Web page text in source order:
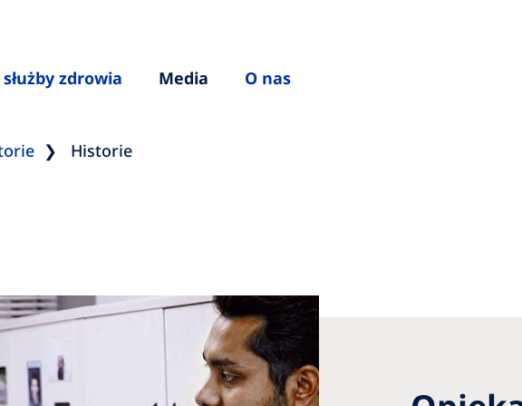
zdrowia Media O nas
Historie